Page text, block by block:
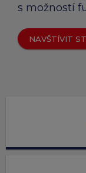
s možností
NAVŠTÍVIT